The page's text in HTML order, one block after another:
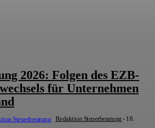
2026: Folgen des EZB-
für Unternehmen
Redaktion Steuerberatung - 18.